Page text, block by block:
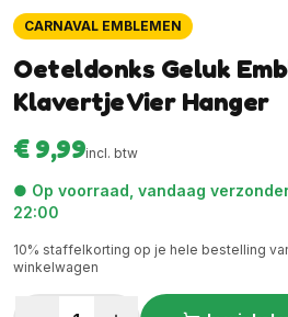
CARNAVAL EMBLEMEN
Oeteldonks Geluk
Klavertje Vier Hanger
€ 9,99incl. btw
● Op voorraad, vandaag
22:00
10% staffelkorting op je hele bestelling
winkelwagen